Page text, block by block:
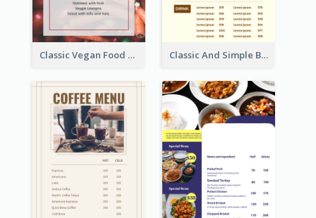
Classic Vegan Food Menu Design Templates Classic And Simple Breakfast Menu Design Inspiration